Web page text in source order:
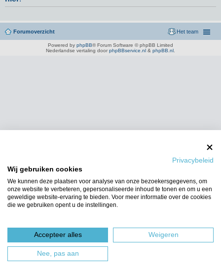
Forumoverzicht Het team
Powered by phpBB® Forum Software © phpBB Limited
Nederlandse vertaling door phpBBservice.nl & phpBB.nl
Privacybeleid
Wij gebruiken cookies
We kunnen deze plaatsen voor analyse van onze bezoekersgegevens, om
onze website te verbeteren, gepersonaliseerde inhoud te tonen en om u een
geweldige website-ervaring te bieden. Voor meer informatie over de cookies
die we gebruiken opent u de instellingen.
Accepteer alles Weigeren
Nee, pas aan